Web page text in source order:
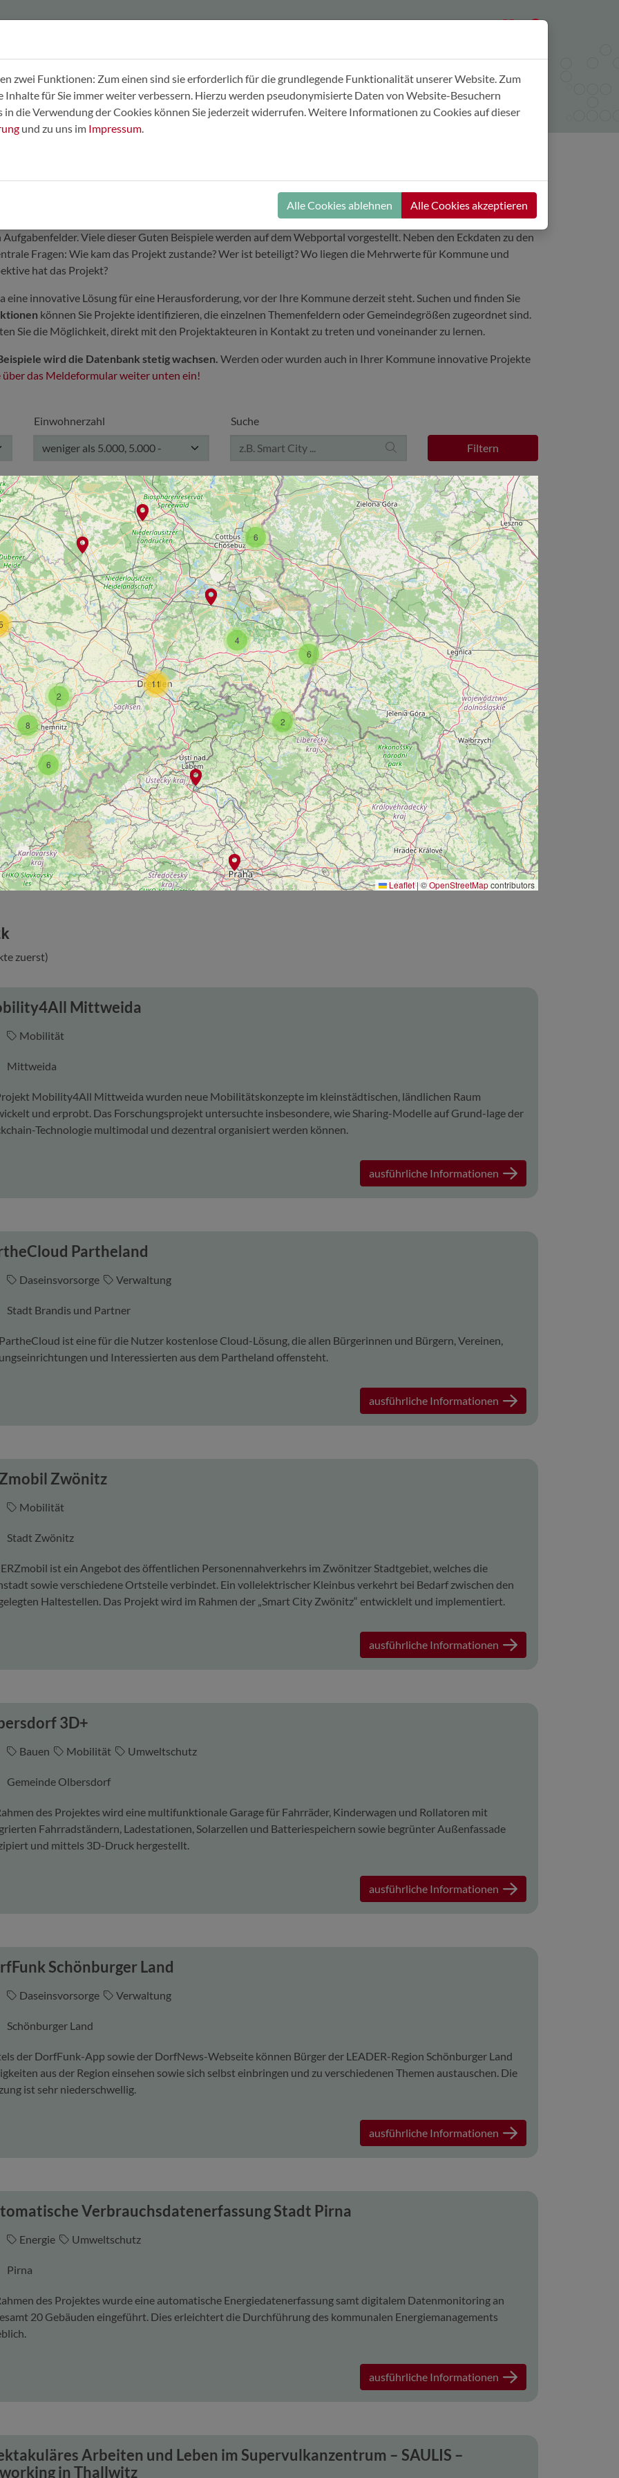
Potenzialcheck Gute Beispiele(current)Förderfinder Wissensnavigator Marktplatz
zahlreiche zukunftsweisende Ansätze der Kommunal- und Regionalentwicklung in Sachsen und den
ist groß: Sie reicht von spannenden Einzelmaßnahmen bis hin zu ganzheitlichen Smart-City- bzw. Smart-
Viele dieser Guten Beispiele werden auf dem Webportal vorgestellt. Neben den Eckdaten zu den
Fragen: Wie kam das Projekt zustande? Wer ist beteiligt? Wo liegen die Mehrwerte für Kommune und
hat das Projekt?
eine innovative Lösung für eine Herausforderung, vor der Ihre Kommune derzeit steht. Suchen und finden Sie
können Sie Projekte identifizieren, die einzelnen Themenfeldern oder Gemeindegrößen zugeordnet sind.
Sie die Möglichkeit, direkt mit den Projektakteuren in Kontakt zu treten und voneinander zu lernen.
wird die Datenbank stetig wachsen. Werden oder wurden auch in Ihrer Kommune innovative Projekte
das Meldeformular weiter unten ein!
Einwohnerzahl
weniger als 5.000, 5.000 -
mehr als 100.000
Suche
2
2
6
8
6
2
6
11
4
Leaflet|©OpenStreetMapcontributors
zuerst)
Mittweida
Mobilität
Mittweida
Mobility4All Mittweida wurden neue Mobilitätskonzepte im kleinstädtischen, ländlichen Raum
und erprobt. Das Forschungsprojekt untersuchte insbesondere, wie Sharing-Modelle auf Grund-lage der
Technologie multimodal und dezentral organisiert werden können.
ausführliche Informationen
Partheland
Daseinsvorsorge Verwaltung
Stadt Brandis und Partner
ist eine für die Nutzer kostenlose Cloud-Lösung, die allen Bürgerinnen und Bürgern, Vereinen,
und Interessierten aus dem Partheland offensteht.
ausführliche Informationen
Zwönitz
Mobilität
Stadt Zwönitz
ist ein Angebot des öffentlichen Personennahverkehrs im Zwönitzer Stadtgebiet, welches die
sowie verschiedene Ortsteile verbindet. Ein vollelektrischer Kleinbus verkehrt bei Bedarf zwischen den
Haltestellen. Das Projekt wird im Rahmen der „Smart City Zwönitz“ entwicklelt und implementiert.
ausführliche Informationen
3D+
Bauen Mobilität Umweltschutz
Gemeinde Olbersdorf
des Projektes wird eine multifunktionale Garage für Fahrräder, Kinderwagen und Rollatoren mit
Fahrradständern, Ladestationen, Solarzellen und Batteriespeichern sowie begrünter Außenfassade
und mittels 3D-Druck hergestellt.
ausführliche Informationen
Schönburger Land
Daseinsvorsorge Verwaltung
Schönburger Land
der DorfFunk-App sowie der DorfNews-Webseite können Bürger der LEADER-Region Schönburger Land
aus der Region einsehen sowie sich selbst einbringen und zu verschiedenen Themen austauschen. Die
ist sehr niederschwellig.
ausführliche Informationen
Verbrauchsdatenerfassung Stadt Pirna
Energie Umweltschutz
Pirna
des Projektes wurde eine automatische Energiedatenerfassung samt digitalem Datenmonitoring an
20 Gebäuden eingeführt. Dies erleichtert die Durchführung des kommunalen Energiemanagements
ausführliche Informationen
Arbeiten und Leben im Supervulkanzentrum – SAULIS –
in Thallwitz
zwei Funktionen: Zum einen sind sie erforderlich für die grundlegende Funktionalität unserer Website. Zum
für Sie immer weiter verbessern. Hierzu werden pseudonymisierte Daten von Website-Besuchern
die Verwendung der Cookies können Sie jederzeit widerrufen. Weitere Informationen zu Cookies auf dieser
und zu uns im Impressum.
Alle Cookies ablehnen Alle Cookies akzeptieren